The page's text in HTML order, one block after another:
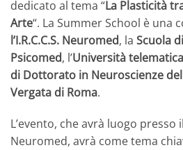
dedicato al tema “La Plasticità
Arte“. La Summer School è una
l’I.R.C.C.S. Neuromed, la Scuola
Psicomed, l’Università
di Dottorato in Neuroscienze
Vergata di Roma.
L’evento, che avrà luogo
Neuromed, avrà come tema